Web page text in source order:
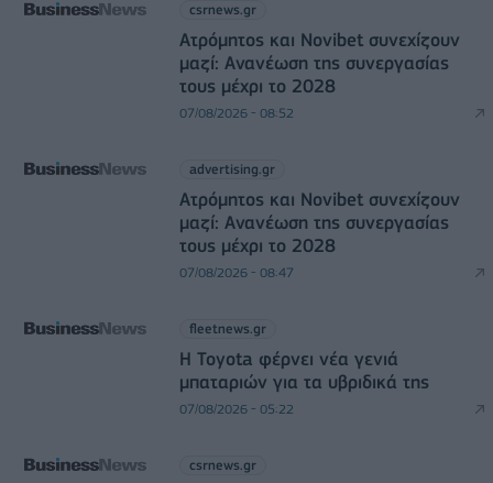
csrnews.gr
Ατρόμητος και Novibet συνεχίζουν
μαζί: Ανανέωση της συνεργασίας
τους μέχρι το 2028
07/08/2026 - 08:52
advertising.gr
Ατρόμητος και Novibet συνεχίζουν
μαζί: Ανανέωση της συνεργασίας
τους μέχρι το 2028
07/08/2026 - 08:47
fleetnews.gr
Η Toyota φέρνει νέα γενιά
μπαταριών για τα υβριδικά της
07/08/2026 - 05:22
csrnews.gr